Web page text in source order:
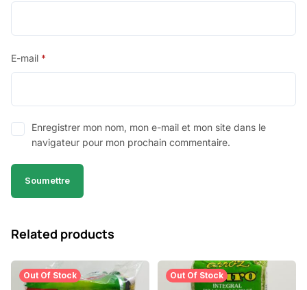
E-mail *
Enregistrer mon nom, mon e-mail et mon site dans le
navigateur pour mon prochain commentaire.
Related products
Out Of Stock Out Of Stock